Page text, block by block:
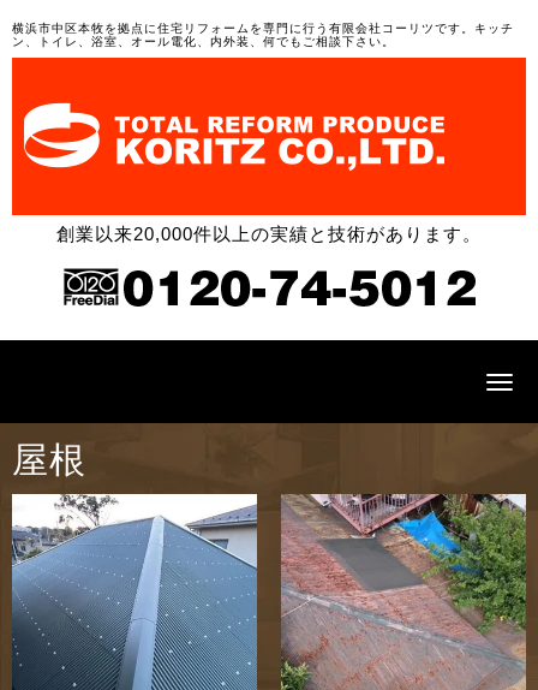
横浜市中区本牧を拠点に住宅リフォームを専門に行う有限会社コーリツです。キッチ
ン、トイレ、浴室、オール電化、内外装、何でもご相談下さい。
創業以来20,000件以上の実績と技術があります。
N
v
t
i
o
n
屋根